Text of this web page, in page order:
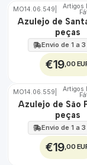
🇵🇹
100%
MO14.06.549 Artigos
Azulejo de
peças
Envio de 1 a
€19,00
🇵🇹
100%
MO14.06.559 Artigos
Azulejo de São
peças
Envio de 1 a
€19,00